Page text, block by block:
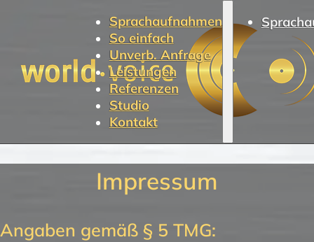
Sprachaufnahmen
So einfach
Unverb. Anfrage
Leistungen
Referenzen
Studio
Kontakt
Impressum
Angaben gemäß § 5 TMG: